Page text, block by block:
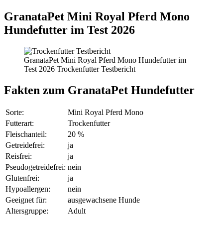
GranataPet Mini Royal Pferd Mono
Hundefutter im Test 2026
GranataPet Mini Royal Pferd Mono Hundefutter im
Test 2026 Trockenfutter Testbericht
Fakten zum GranataPet Hundefutter
Sorte:
Mini Royal Pferd Mono
Futterart:
Trockenfutter
Fleischanteil:
20 %
Getreidefrei:
ja
Reisfrei:
ja
Pseudogetreidefrei: nein
Glutenfrei:
ja
Hypoallergen:
nein
Geeignet für:
ausgewachsene Hunde
Altersgruppe:
Adult